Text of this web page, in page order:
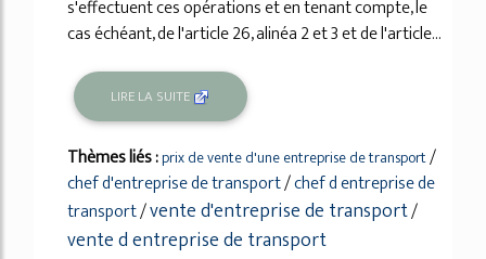
s'effectuent ces opérations et en tenant compte, le
cas échéant, de l'article 26, alinéa 2 et 3 et de l'article...
LIRE LA SUITE
Thèmes liés :prix de vente d'une entreprise de transport/
chef d'entreprise de transport/chef d entreprise de
transport/vente d'entreprise de transport/
vente d entreprise de transport